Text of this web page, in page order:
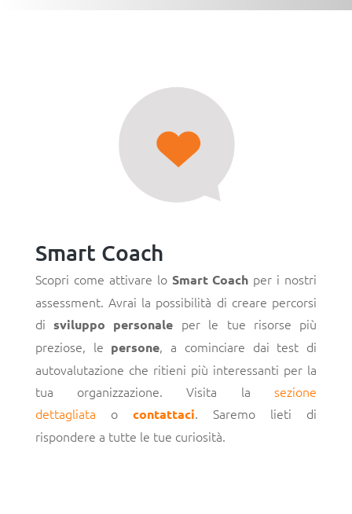
Smart Coach
Scopri come attivare lo Smart Coach per i nostri
assessment. Avrai la possibilità di creare percorsi
disviluppo personale per le tue risorse più
preziose, le persone, a cominciare dai test di
autovalutazione che ritieni più interessanti per la
tua organizzazione. Visita lasezione
dettagliata o contattaci. Saremo lieti di
rispondere a tutte le tue curiosità.